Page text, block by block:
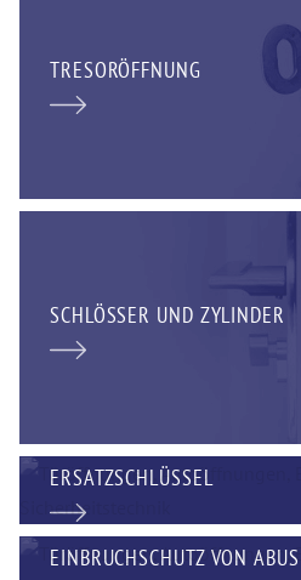
TRESORÖFFNUNG
SCHLÖSSER UND ZYLINDER
ERSATZSCHLÜSSEL
EINBRUCHSCHUTZ VON